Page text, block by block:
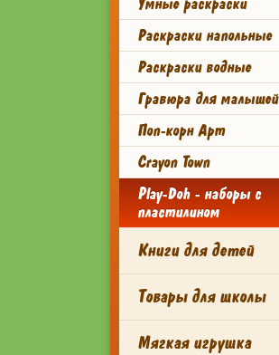
Раскраски напольные
Раскраски водные
Гравюра для малышей
Поп-корн Арт
Crayon Town
Play-Doh - наборы с
пластилином
Книги для детей
Товары для школы
Мягкая игрушка